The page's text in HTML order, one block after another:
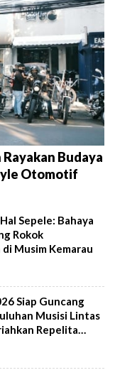
Budaya
Otomotif
Sepele: Bahaya
Rokok
di Musim Kemarau
Siap Guncang
Musisi Lintas
Repelita